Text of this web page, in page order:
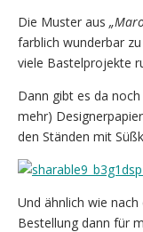
Die Muster aus
farblich wunderbar
viele Bastelprojekte
Dann gibt es da
mehr)
den Ständen mit
Und ähnlich wie
Bestellung dann für